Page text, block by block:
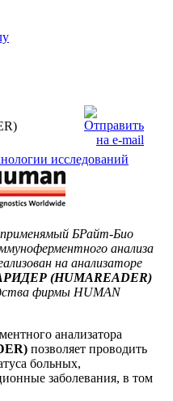
исследований
БРайт-Био
анализа
на анализаторе
(HUMAREADER)
фирмы HUMAN
анализатора
позволяет проводить
больных,
заболевания, в том